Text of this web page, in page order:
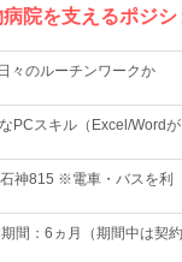
院を支えるポジ
々のルーチンワークか
PCスキル（Excel/Wordが
神815 ※電車・バスを利
間：6ヵ月（期間中は契約